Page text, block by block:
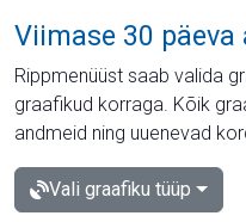
Viimase 30 päeva
Rippmenüüst saab valida
graafikud korraga. Kõik
andmeid ning uuenevad
Vali graafiku tüüp